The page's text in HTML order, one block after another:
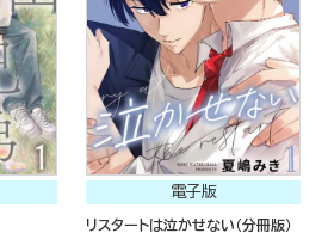
電子版
リスタートは泣かせない（分冊版）